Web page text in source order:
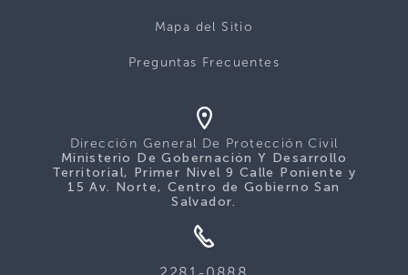
Mapa del Sitio
Preguntas Frecuentes
Dirección General De Protección Civil
Ministerio De Gobernación Y Desarrollo
Territorial, Primer Nivel 9 Calle Poniente y
15 Av. Norte, Centro de Gobierno San
Salvador.